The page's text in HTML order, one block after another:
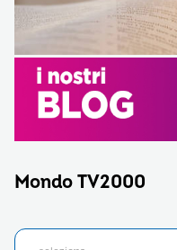
Mondo TV2000